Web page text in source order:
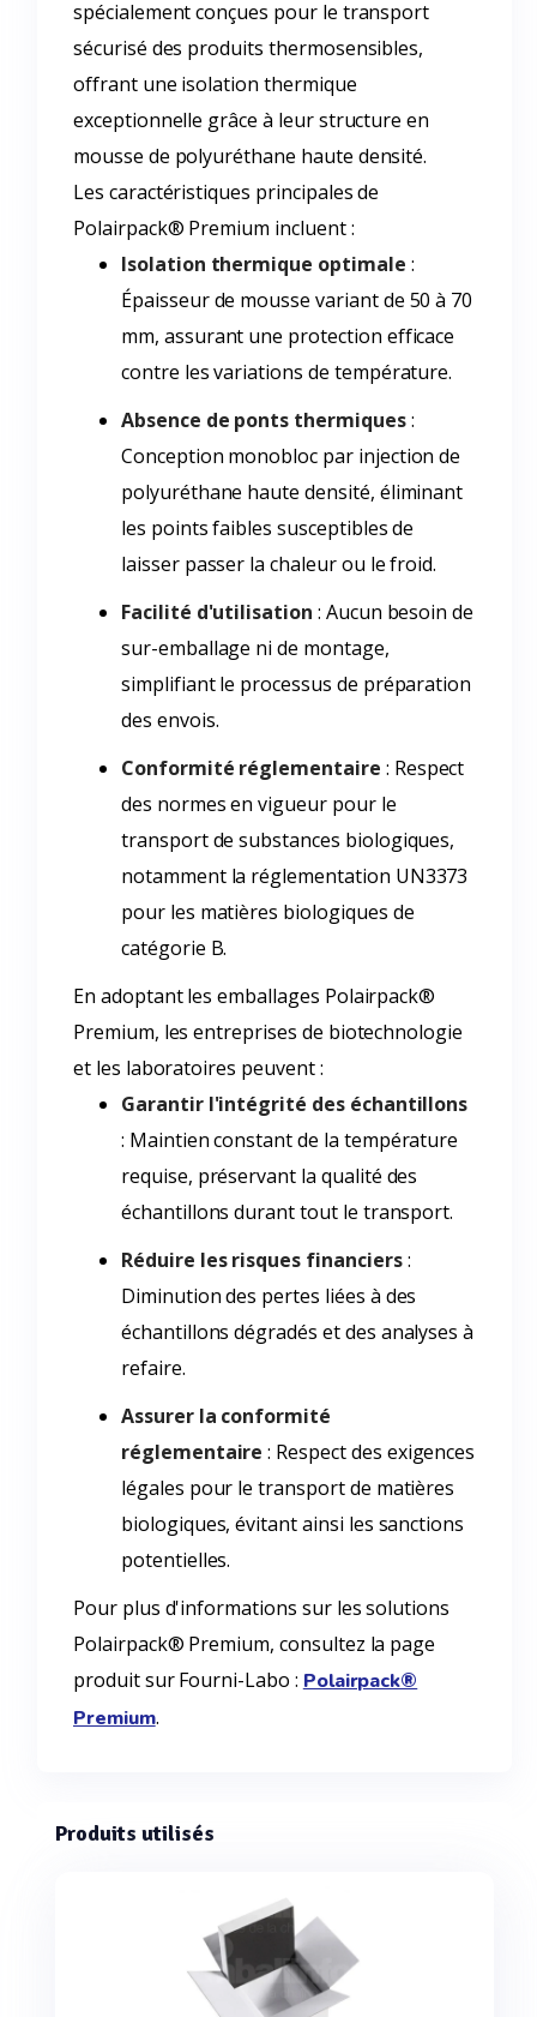
spécialement conçues pour le transport
sécurisé des produits thermosensibles,
offrant une isolation thermique
exceptionnelle grâce à leur structure en
mousse de polyuréthane haute densité.
Les caractéristiques principales de
Polairpack® Premium incluent :
Isolation thermique optimale :
Épaisseur de mousse variant de 50 à 70
mm, assurant une protection efficace
contre les variations de température.
Absence de ponts thermiques:
Conception monobloc par injection de
polyuréthane haute densité, éliminant
les points faibles susceptibles de
laisser passer la chaleur ou le froid.
Facilité d'utilisation : Aucun besoin de
sur-emballage ni de montage,
simplifiant le processus de préparation
des envois.
Conformité réglementaire : Respect
des normes en vigueur pour le
transport de substances biologiques,
notamment la réglementation UN3373
pour les matières biologiques de
catégorie B.
En adoptant les emballages Polairpack®
Premium, les entreprises de biotechnologie
et les laboratoires peuvent :
Garantir l'intégrité des échantillons
: Maintien constant de la température
requise, préservant la qualité des
échantillons durant tout le transport.
Réduire les risques financiers:
Diminution des pertes liées à des
échantillons dégradés et des analyses à
refaire.
Assurer la conformité
réglementaire : Respect des exigences
légales pour le transport de matières
biologiques, évitant ainsi les sanctions
potentielles.
Pour plus d'informations sur les solutions
Polairpack® Premium, consultez la page
produit sur Fourni-Labo : Polairpack®
Premium.
Produits utilisés